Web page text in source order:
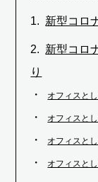
新型コロ
新型コロ
り
オフィスと
オフィスと
オフィスと
オフィスと